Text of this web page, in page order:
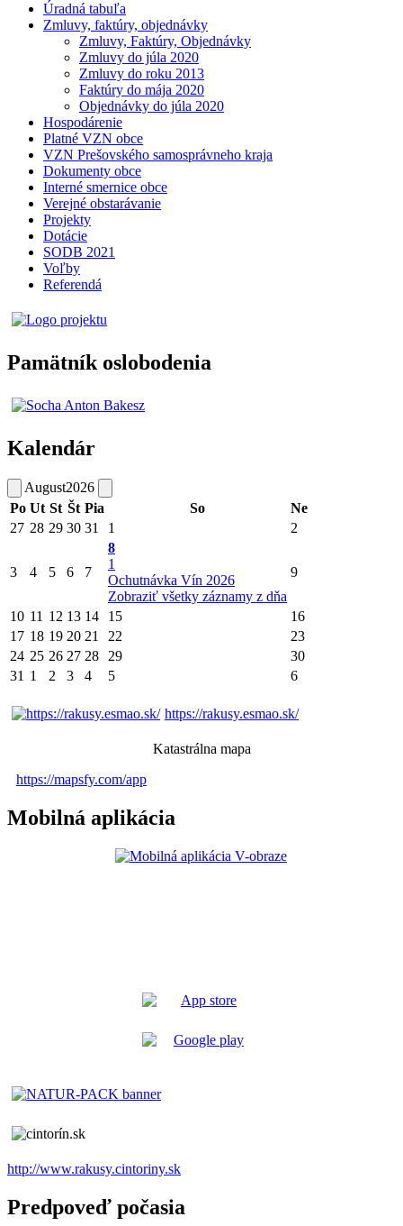
Úradná tabuľa
Zmluvy, faktúry, objednávky
Zmluvy, Faktúry, Objednávky
Zmluvy do júla 2020
Zmluvy do roku 2013
Faktúry do mája 2020
Objednávky do júla 2020
Hospodárenie
Platné VZN obce
VZN Prešovského samosprávneho kraja
Dokumenty obce
Interné smernice obce
Verejné obstarávanie
Projekty
Dotácie
SODB 2021
Voľby
Referendá
Pamätník oslobodenia
Kalendár
August2026
Po Ut St Št Pia So
Ne
27 28 29 30 31 1 2
3 4 5 6 7
8
1
Ochutnávka Vín 2026
Zobraziť všetky záznamy z dňa
9
10 11 12 13 14 15
16
17 18 19 20 21 22
23
24 25 26 27 28 29
30
31 1 2 3 4 5 6
https://rakusy.esmao.sk/
Katastrálna mapa
https://mapsfy.com/app
Mobilná aplikácia
http://www.rakusy.cintoriny.sk
Predpoveď počasia